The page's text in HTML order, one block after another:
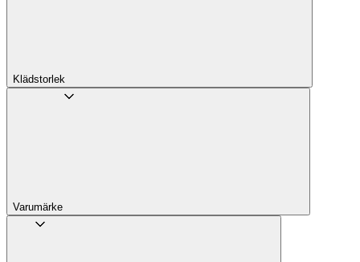
Klädstorlek
Varumärke